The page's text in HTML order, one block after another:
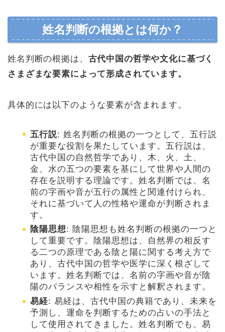
姓名判断の根拠とは何か？
姓名判断の根拠は、 古代中国の哲学や文化に基づく
さまざまな要素によって形成されています。
具体的には以下のような要素が含まれます。
五行説: 姓名判断の根拠の一つとして、五行説
が重要な役割を果たしています。五行説は、
古代中国の自然哲学であり、木、火、土、
金、水の五つの要素を基にして世界や人間の
存在を説明する理論です。姓名判断では、名
前の字画や音が五行の属性と関連付けられ、
それに基づいて人の性格や運命が判断されま
す。
陰陽思想: 陰陽思想も姓名判断の根拠の一つと
して重要です。陰陽思想は、自然界の相反す
る二つの原理である陰と陽に関する考え方で
あり、古代中国の哲学や医学に深く根ざして
います。姓名判断では、名前の字画や音が陰
陽のバランスや相性を示すと解釈されます。
易経: 易経は、古代中国の典籍であり、未来を
予測し、運命を判断するための占いの手法と
して使用されてきました。姓名判断でも、易